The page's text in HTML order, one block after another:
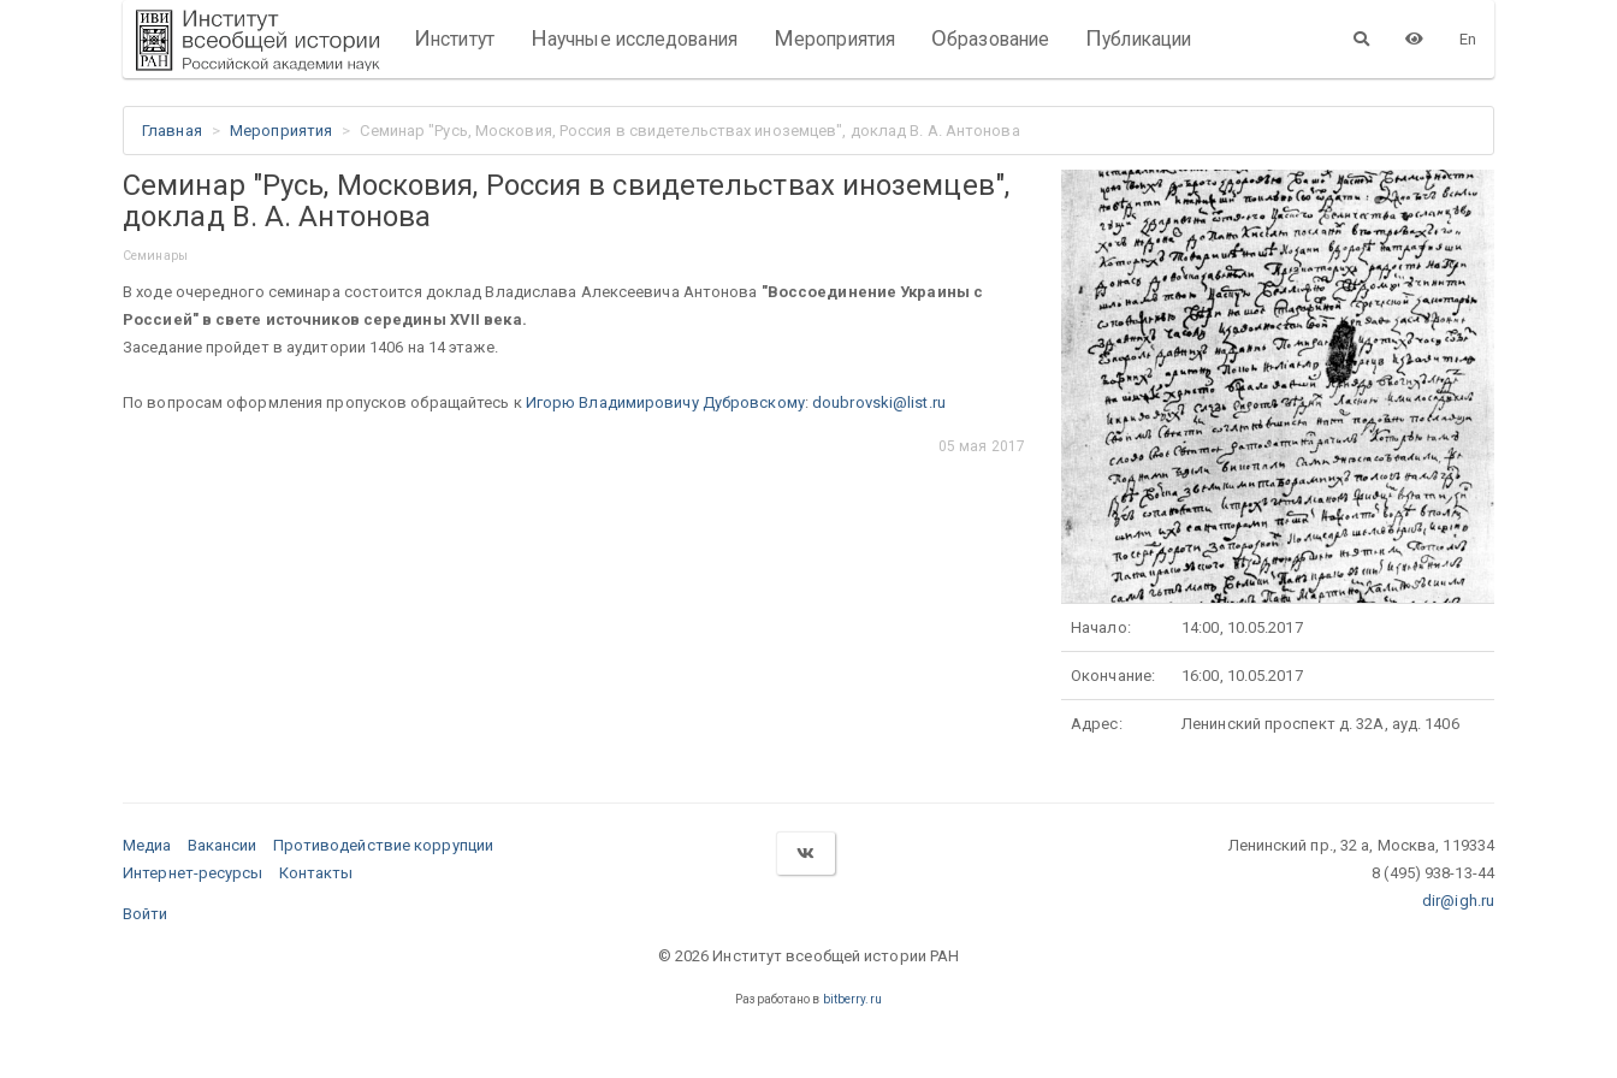
Институт Научные исследования Мероприятия Образование Публикации En
Главная Мероприятия Семинар "Русь, Московия, Россия в свидетельствах иноземцев", доклад В. А. Антонова
Семинар "Русь, Московия, Россия в свидетельствах иноземцев",
доклад В. А. Антонова
Семинары
В ходе очередного семинара состоится доклад Владислава Алексеевича Антонова "Воссоединение Украины с
Россией" в свете источников середины XVII века.
Заседание пройдет в аудитории 1406 на 14 этаже.
По вопросам оформления пропусков обращайтесь к Игорю Владимировичу Дубровскому:doubrovski@list.ru
05 мая 2017
Начало: 14:00, 10.05.2017
Окончание: 16:00, 10.05.2017
Адрес: Ленинский проспект д. 32А, ауд. 1406
Медиа Вакансии
Противодействие коррупции
Интернет-ресурсы
Контакты
Войти
Ленинский пр., 32 а, Москва, 119334
8 (495) 938-13-44
dir@igh.ru
© 2026 Институт всеобщей истории РАН
Разработано в bitberry.ru